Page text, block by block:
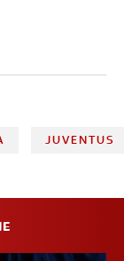
JUVENTUS